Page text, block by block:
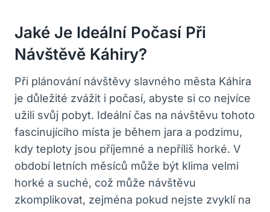
Jaké Je Ideální Počasí Při
Návštěvě Káhiry?
Při plánování návštěvy slavného města Káhira
je důležité zvážit i počasí, abyste si co nejvíce
užili svůj pobyt. Ideální čas na návštěvu tohoto
fascinujícího místa je během jara a podzimu,
kdy teploty jsou příjemné a nepříliš horké. V
období letních měsíců může být klima velmi
horké a suché, což může návštěvu
zkomplikovat, zejména pokud nejste zvyklí na